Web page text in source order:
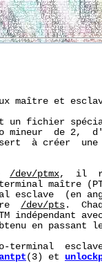
maître et
un fichier
mineur  de 2,
à créer
/dev/ptmx,  il
maître
esclave  (en
/dev/pts .
indépendant
en passant
terminal
(3) et